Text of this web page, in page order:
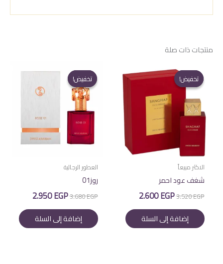
منتجات ذات صلة
تخفيض!
تخفيض!
الاكثر مبيعاً
شغف عود احمر
3.520EGP السعر
الأصلي
هو:
3.520 EGP.
2.600EGP
هو:
2.600 EGP. إضافة إلى السلة
تخفيض!
تخفيض!
العطور الرجالية
روز01
3.680EGP السعر
الأصلي
هو:
3.680 EGP.
2.950EGP
هو:
2.950 EGP. إضافة إلى السلة